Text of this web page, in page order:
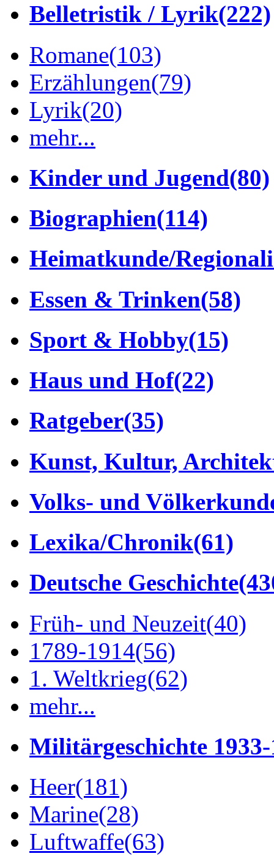
Belletristik / Lyrik(222)
Romane(103)
Erzählungen(79)
Lyrik(20)
mehr...
Kinder und Jugend(80)
Biographien(114)
Heimatkunde/
Essen & Trinken(58)
Sport & Hobby(15)
Haus und Hof(22)
Ratgeber(35)
Kunst, Kultur,
Volks- und
Lexika/Chronik(61)
Deutsche Geschichte
Früh- und Neuzeit(40)
1789-1914(56)
1. Weltkrieg(62)
mehr...
Militärgeschichte 1933-
Heer(181)
Marine(28)
Luftwaffe(63)